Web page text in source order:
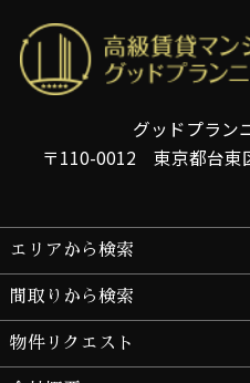
グッドプラン
〒110-0012 東京都台
エリアから検索
間取りから検索
物件リクエスト